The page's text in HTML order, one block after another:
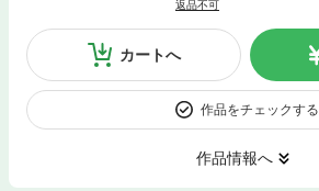
返品不可
カートへ
作品をチェックする
作品情報へ